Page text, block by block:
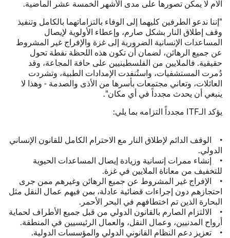
آلام لا يمكن تصورها على مدى الأشهر الخمسة عشر الماضية.
"إننا ندعو الطرفين كليهما إلى الوفاء بالتزاماتهما بالكامل وتنفيذ
وقف إطلاق النار بشكل صارم، وإعطاء الأولوية لإيصال
المساعدات الإنسانية الضرورية إلى غزة والإفراج غير المشروط
عن جميع الرهائن، لضمان أن تكون هذه اللحظة نقطة تحول
حقيقية. فالملايين من الفلسطينيين على حافة المجاعة، وقد
دُمرت المستشفيات، واستُنفدت الإمدادات الطبية، وتشردت
العائلات، وتعاني مجتمعات بأسرها من الأذى والصدمة - وهذا لا
ينبغي أن يحدث مجدداً في أي مكان".
يؤكد الـITF مجدداً التزامه بما يلي:
• الوقف الدائم لإطلاق النار مع الاحترام الكامل للقانون الإنساني
الدولي.
• إنشاء ممرات إنسانية وزيادة إيصال المساعدات الحيوية
للتخفيف من معاناة الملايين في غزة.
• الإفراج غير المشروط عن جميع الرهائن وغيرهم ممن جرى
احتجازهم دون إجراءات قضائية عادلة، بمن فيهم عمال النقل مثل
البحارة الذين تم اختطافهم في البحر الأحمر.
• الالتزام الصارم بالقانون الدولي من قبل جميع الأطراف لحماية
أرواح المدنيين، وعمال النقل، والعمال الرئيسيين في المنطقة.
• تعزيز دعم النظام القانوني الدولي والمؤسسات الدولية.